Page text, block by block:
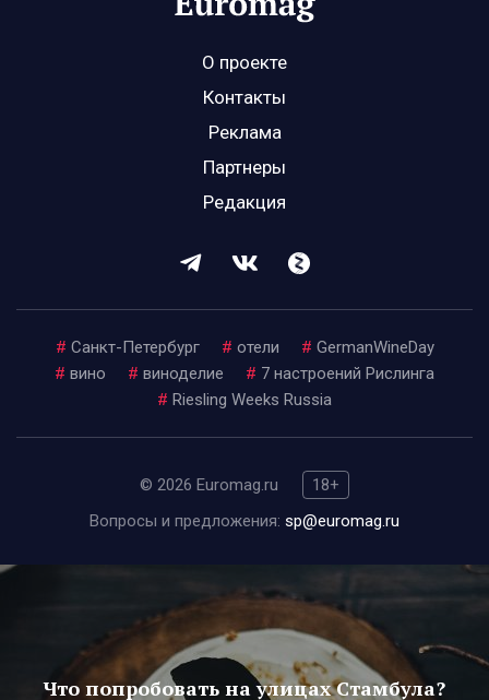
О проекте
Контакты
Реклама
Партнеры
Редакция
# Санкт-Петербург # отели # GermanWineDay
# вино # виноделие # 7 настроений Рислинга
# Riesling Weeks Russia
© 2026 Euromag.ru
18+
Вопросы и предложения: sp@euromag.ru
Что попробовать на улицах Стамбула?